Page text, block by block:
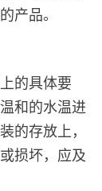
产品。
的具体要
和的水温进
的存放上，
损坏，应及